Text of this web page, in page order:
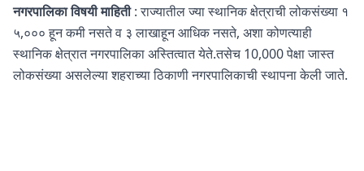
नगरपालिका विषयी माहिती: राज्यातील ज्या स्थानिक क्षेत्राची लोकसंख्या १
५,००० हून कमी नसते व ३ लाखाहून आधिक नसते, अशा कोणत्याही
स्थानिक क्षेत्रात नगरपालिका अस्तित्वात येते.तसेच 10,000 पेक्षा जास्त
लोकसंख्या असलेल्या शहराच्या ठिकाणी नगरपालिकाची स्थापना केली जाते.